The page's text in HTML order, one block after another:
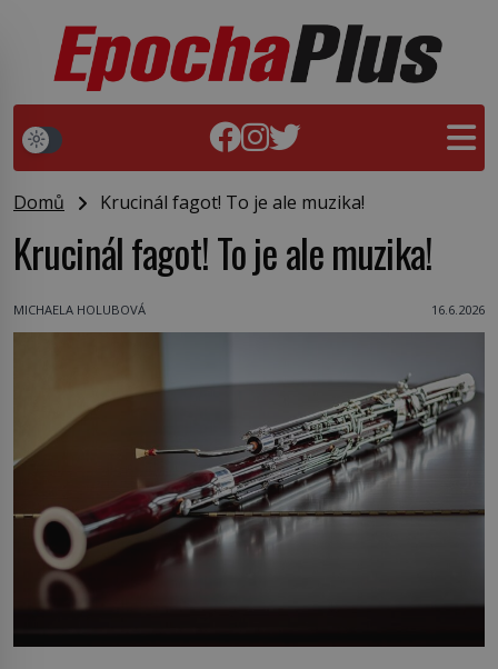
Domů Krucinál fagot! To je ale muzika!
Krucinál fagot! To je ale muzika!
MICHAELA HOLUBOVÁ 16.6.2026